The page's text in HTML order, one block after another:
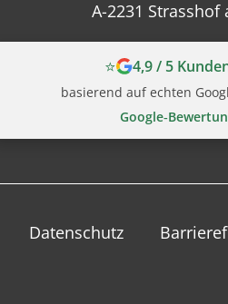
A-2231
⭐ 4,9 / 5
basierend auf echten
Datenschutz